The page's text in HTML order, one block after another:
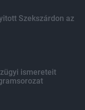
Szekszárdon az
ismereteit